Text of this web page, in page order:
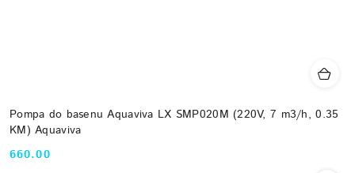
Pompa do basenu Aquaviva LX SMP020M (220V, 7 m3/h, 0.35
KM) Aquaviva
Cena:
660.00